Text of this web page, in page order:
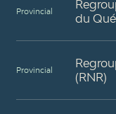
Provincial
du
Provincial
(RNR)